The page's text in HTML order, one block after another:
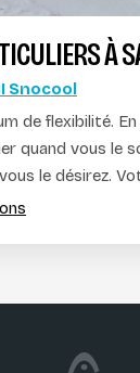
À
Snocool
de flexibilité.
quand vous le
le désirez.